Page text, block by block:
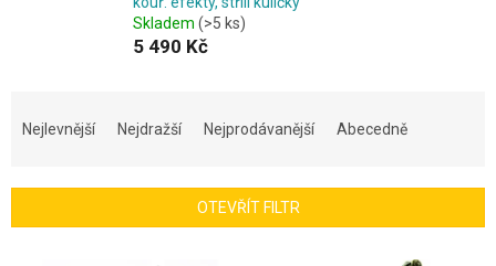
Skladem (>5 ks)
5 490 Kč
í
Nejlevnější Nejdražší Nejprodávanější Abecedně
OTEVŘÍT FILTR